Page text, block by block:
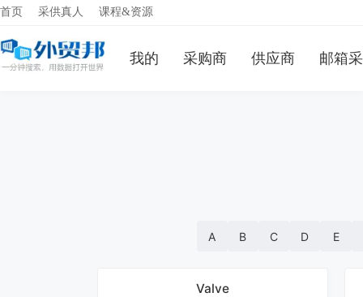
首页 采供真人 课程&资源
我的 采购商 供应商 邮箱
A B C D E
Valve